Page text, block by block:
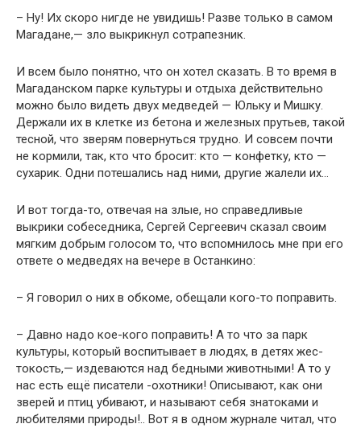
– Ну! Их скоро нигде не увидишь! Разве только в самом
Магадане,— зло выкрикнул сотрапезник.
И всем было понятно, что он хотел сказать. В то вре­мя в
Магаданском парке культуры и отдыха действи­тельно
можно было видеть двух медведей — Юльку и Мишку.
Держали их в клетке из бетона и железных прутьев, такой
тесной, что зверям повернуться трудно. И совсем почти
не кормили, так, кто что бросит: кто — конфетку, кто —
сухарик. Одни потешались над ними, другие жалели их…
И вот тогда-то, отвечая на злые, но справедливые
выкрики собеседника, Сергей Сергеевич сказал своим
мягким добрым голосом то, что вспомнилось мне при его
ответе о медведях на вечере в Останкино:
– Я говорил о них в обкоме, обещали кого-то попра­вить.
– Давно надо кое-кого поправить! А то что за парк
культуры, который воспитывает в людях, в детях жес­
токость,— издеваются над бедными животными! А то у
нас есть ещё писатели -охотники! Описывают, как они
зверей и птиц убивают, и называют себя знатоками и
любителями природы!.. Вот я в одном журнале читал, что